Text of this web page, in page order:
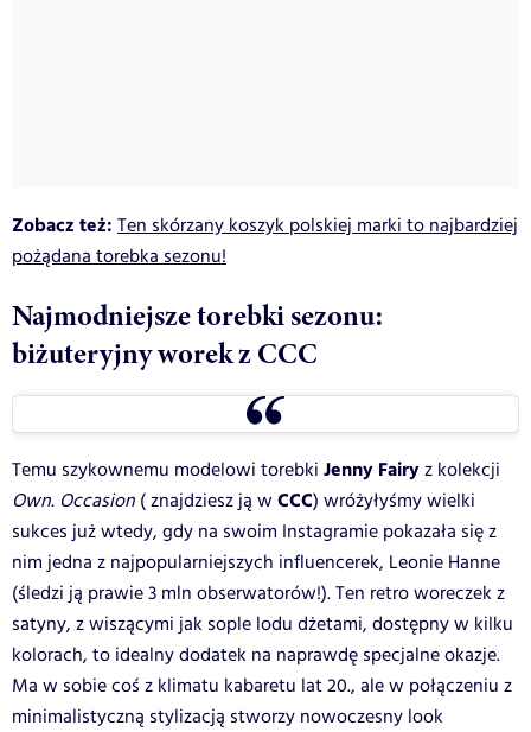
Zobacz też: Ten skórzany koszyk polskiej marki to najbardziej
pożądana torebka sezonu!
Najmodniejsze torebki sezonu:
biżuteryjny worek z CCC
Temu szykownemu modelowi torebki Jenny Fairyz kolekcji
Own. Occasion ( znajdziesz ją w CCC) wróżyłyśmy wielki
sukces już wtedy, gdy na swoim Instagramie pokazała się z
nim jedna z najpopularniejszych influencerek, Leonie Hanne
(śledzi ją prawie 3 mln obserwatorów!). Ten retro woreczek z
satyny, z wiszącymi jak sople lodu dżetami, dostępny w kilku
kolorach, to idealny dodatek na naprawdę specjalne okazje.
Ma w sobie coś z klimatu kabaretu lat 20., ale w połączeniu z
minimalistyczną stylizacją stworzy nowoczesny look